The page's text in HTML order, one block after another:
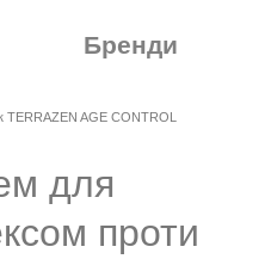
Бренди
AGE CONTROL
для
проти